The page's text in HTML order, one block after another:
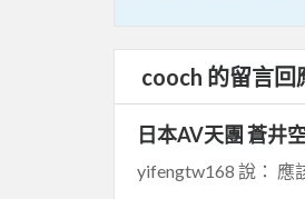
cooch 的留言回
日本AV天團 蒼井
yifengtw168 說： 應